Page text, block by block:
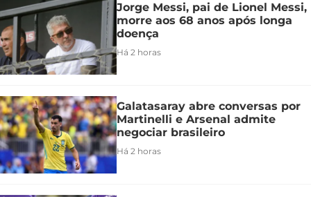
Jorge Messi, pai de Lionel Messi,
morre aos 68 anos após longa
doença
Há 2 horas
Galatasaray abre conversas por
Martinelli e Arsenal admite
negociar brasileiro
Há 2 horas